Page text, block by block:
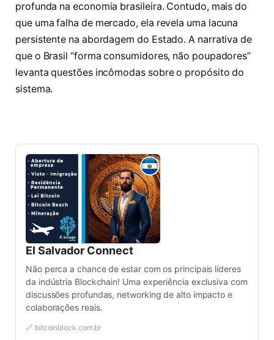
profunda na economia brasileira. Contudo, mais do
que uma falha de mercado, ela revela uma lacuna
persistente na abordagem do Estado. A narrativa de
que o Brasil “forma consumidores, não poupadores”
levanta questões incômodas sobre o propósito do
sistema.
El Salvador Connect
Não perca a chance de estar com os principais líderes
da indústria Blockchain! Uma experiência exclusiva com
discussões profundas, networking de alto impacto e
colaborações reais.
🔗 bitcoinblock.com.br